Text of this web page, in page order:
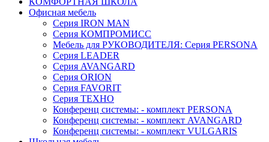
Офисная мебель
Серия IRON MAN
Серия КОМПРОМИСС
Мебель для РУКОВОДИТЕЛЯ: Серия PERSONA
Серия LEADER
Серия AVANGARD
Серия ORION
Серия FAVORIT
Серия ТЕХНО
Конференц системы: - комплект PERSONA
Конференц системы: - комплект AVANGARD
Конференц системы: - комплект VULGARIS